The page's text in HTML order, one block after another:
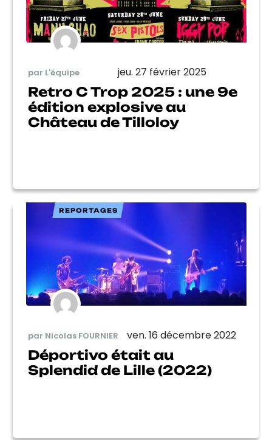
par L'équipe jeu. 27 février 2025
Retro C Trop 2025 : une 9e
édition explosive au
Château de Tilloloy
REPORTAGES
par Nicolas FOURNIER ven. 16 décembre 2022
Déportivo était au
Splendid de Lille (2022)